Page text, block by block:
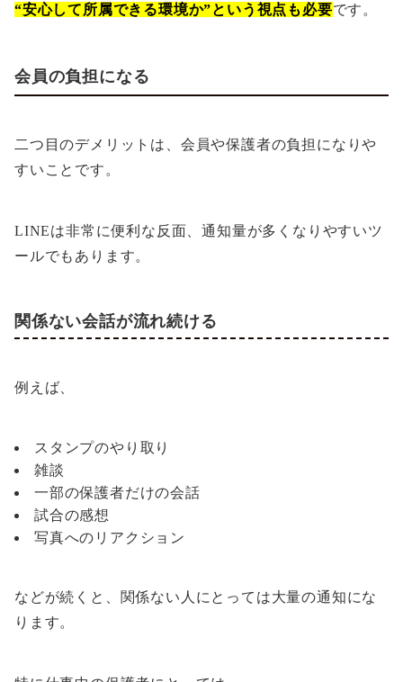
“安心して所属できる環境か”という視点も必要です。
会員の負担になる
二つ目のデメリットは、会員や保護者の負担になりや
すいことです。
LINEは非常に便利な反面、通知量が多くなりやすいツ
ールでもあります。
関係ない会話が流れ続ける
例えば、
スタンプのやり取り
雑談
一部の保護者だけの会話
試合の感想
写真へのリアクション
などが続くと、関係ない人にとっては大量の通知にな
ります。